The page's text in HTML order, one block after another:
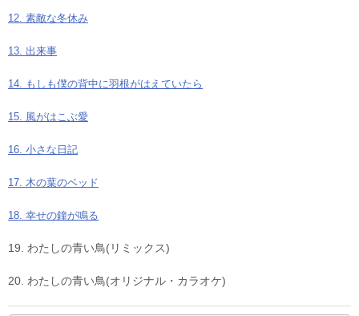
12. 素敵な冬休み
13. 出来事
14. もしも僕の背中に羽根がはえていたら
15. 風がはこぶ愛
16. 小さな日記
17. 木の葉のベッド
18. 幸せの鐘が鳴る
19. わたしの青い鳥(リミックス)
20. わたしの青い鳥(オリジナル・カラオケ)